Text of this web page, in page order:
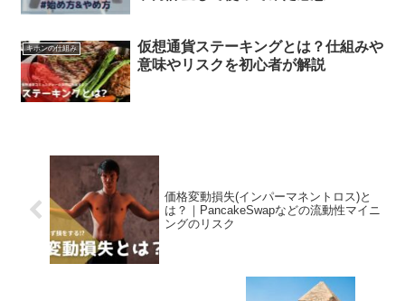
キホンの仕組み
仮想通貨ステーキングとは？仕組みや
意味やリスクを初心者が解説
価格変動損失(インパーマネントロス)と
は？｜PancakeSwapなどの流動性マイニ
ングのリスク